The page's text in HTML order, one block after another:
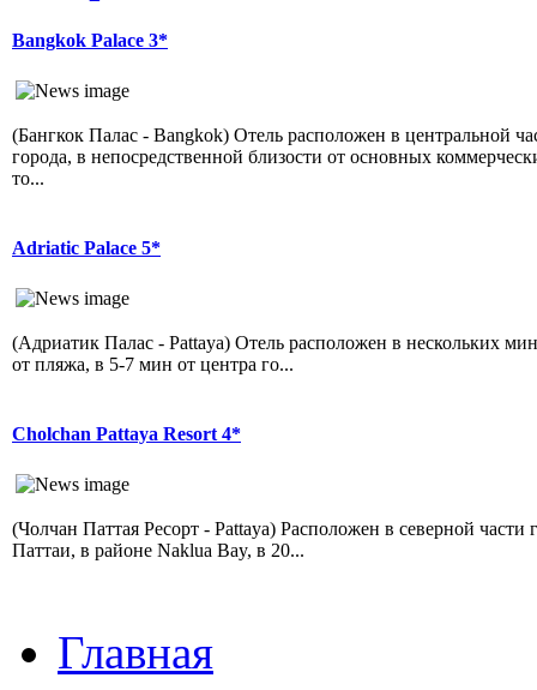
Bangkok Palace 3*
(Бангкок Палас - Bangkok) Отель расположен в центральной
города, в непосредственной близости от основных
то...
Adriatic Palace 5*
(Адриатик Палас - Pattaya) Отель расположен в нескольких
от пляжа, в 5-7 мин от центра го...
Cholchan Pattaya Resort 4*
(Чолчан Паттая Ресорт - Pattaya) Расположен в северной части
Паттаи, в районе Naklua Bay, в 20...
Главная